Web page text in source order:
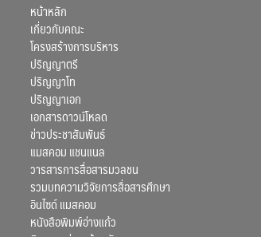
หน้าหลัก
เกี่ยวกับคณะ
โครงสร้างการบริหาร
ปริญญาตรี
ปริญญาโท
ปริญญาเอก
เอกสารดาวน์โหลด
ข่าวประชาสัมพันธ์
แมสคอม แชนแนล
วารสารการสื่อสารมวลชน
รวมบทความวิจัยการสื่อสารศึกษา
อินไซด์ แมสคอม
หนังสือพิมพ์อ่างแก้ว